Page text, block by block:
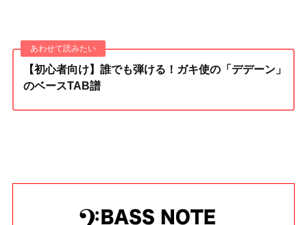
【初心者向け】誰でも弾ける！ガキ使の「デデーン」
のベースTAB譜